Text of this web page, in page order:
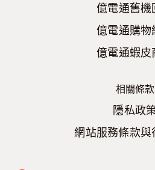
億電通舊機
億電通購物
億電通蝦皮
相關條款
隱私政
網站服務條款與